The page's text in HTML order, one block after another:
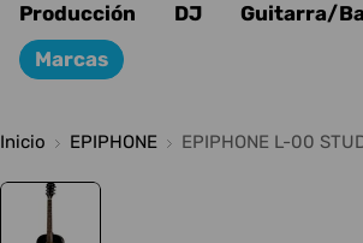
Producción DJ Guitarra/
Marcas
Inicio EPIPHONE EPIPHONE L-00